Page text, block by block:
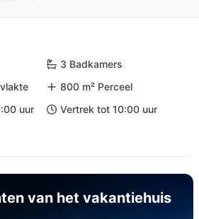
3 Badkamers
800 m² Perceel
uur
Vertrek tot 10:00 uur
van het vakantiehuis